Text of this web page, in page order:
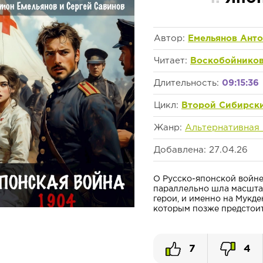
Автор: Емельянов
Читает:
Длительность: 09:15:36
Цикл: Второй
Жанр: Альтернативная
Добавлена: 27.04.26
О Русско-японской
параллельно шла
герои, и именно на
которым позже
7 4